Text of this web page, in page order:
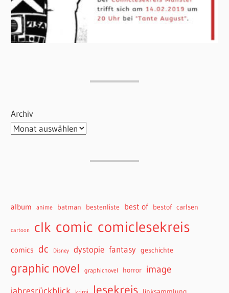
Archiv
album anime batman bestenliste best of bestof carlsen
cartoon clk comic comiclesekreis
comics dc Disney dystopie fantasy geschichte
graphic novel graphicnovel horror image
lesekreis